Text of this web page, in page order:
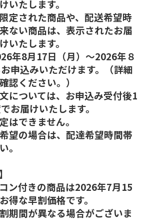
いたします。
定された商品や、配送希望時
ない商品は、表示されたお届
いたします。
年8月17日（月）～2026年８
申込みいただけます。（詳細
認ください。）
については、お申込み受付後1
お届けいたします。
はできません。
望の場合は、配達希望時間帯
。
ン付きの商品は2026年7月15
得な早割価格です。
期間が異なる場合がございま